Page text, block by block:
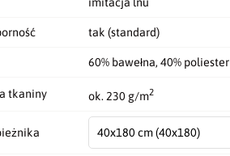
tak (standard)
60% bawełna, 40% poliester
tkaniny ok. 230 g/m2
40x180 cm(40x180)